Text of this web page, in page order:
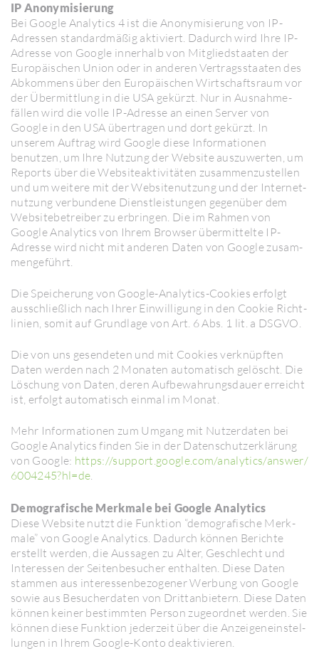
IP Anony­mi­sie­rung
Bei Google Analy­tics 4 ist die Anony­mi­sie­rung von IP-
Adressen stan­dard­mäßig akti­viert. Dadurch wird Ihre IP-
Adresse von Google inner­halb von Mitglied­staaten der
Euro­päi­schen Union oder in anderen Vertrags­staaten des
Abkom­mens über den Euro­päi­schen Wirt­schafts­raum vor
der Übermitt­lung in die USA gekürzt. Nur in Ausnah­me­
fällen wird die volle IP-Adresse an einen Server von
Google in den USA über­tragen und dort gekürzt. In
unserem Auftrag wird Google diese Infor­ma­tionen
benutzen, um Ihre Nutzung der Website auszu­werten, um
Reports über die Websiteak­ti­vi­täten zusam­men­zu­stellen
und um weitere mit der Websitenut­zung und der Inter­net­
nut­zung verbun­dene Dienst­leis­tungen gegen­über dem
Website­be­treiber zu erbringen. Die im Rahmen von
Google Analy­tics von Ihrem Browser über­mit­telte IP-
Adresse wird nicht mit anderen Daten von Google zusam­
men­ge­führt.
Die Spei­che­rung von Google-Analy­tics-Cookies erfolgt
ausschließ­lich nach Ihrer Einwil­li­gung in den Cookie Richt­
li­nien, somit auf Grund­lage von Art. 6 Abs. 1 lit. a DSGVO.
Die von uns gesen­deten und mit Cookies verknüpften
Daten werden nach 2 Monaten auto­ma­tisch gelöscht. Die
Löschung von Daten, deren Aufbe­wah­rungs­dauer erreicht
ist, erfolgt auto­ma­tisch einmal im Monat.
Mehr Infor­ma­tionen zum Umgang mit Nutzer­daten bei
Google Analy­tics finden Sie in der Daten­schutz­er­klä­rung
von Google: https://​​support.google.com/​​analy­tics/​​answer/​​
6004245?hl=de.
Demo­gra­fi­sche Merk­male bei Google Analy­tics
Diese Website nutzt die Funk­tion “demo­gra­fi­sche Merk­
male” von Google Analy­tics. Dadurch können Berichte
erstellt werden, die Aussagen zu Alter, Geschlecht und
Inter­essen der Seiten­be­su­cher enthalten. Diese Daten
stammen aus inter­es­sen­be­zo­gener Werbung von Google
sowie aus Besu­cher­daten von Dritt­an­bie­tern. Diese Daten
können keiner bestimmten Person zuge­ordnet werden. Sie
können diese Funk­tion jeder­zeit über die Anzeigen­einstel­
lungen in Ihrem Google-Konto deak­ti­vieren.